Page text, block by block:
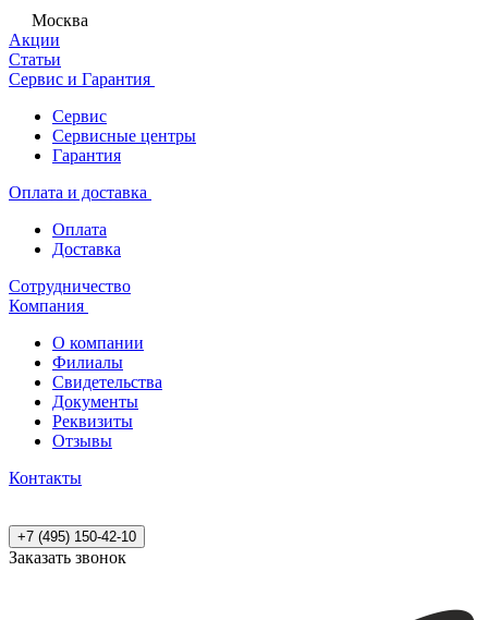
Москва
Акции
Статьи
Сервис и Гарантия
Сервис
Сервисные центры
Гарантия
Оплата и доставка
Оплата
Доставка
Сотрудничество
Компания
О компании
Филиалы
Свидетельства
Документы
Реквизиты
Отзывы
Контакты
+7 (495) 150-42-10
Заказать звонок